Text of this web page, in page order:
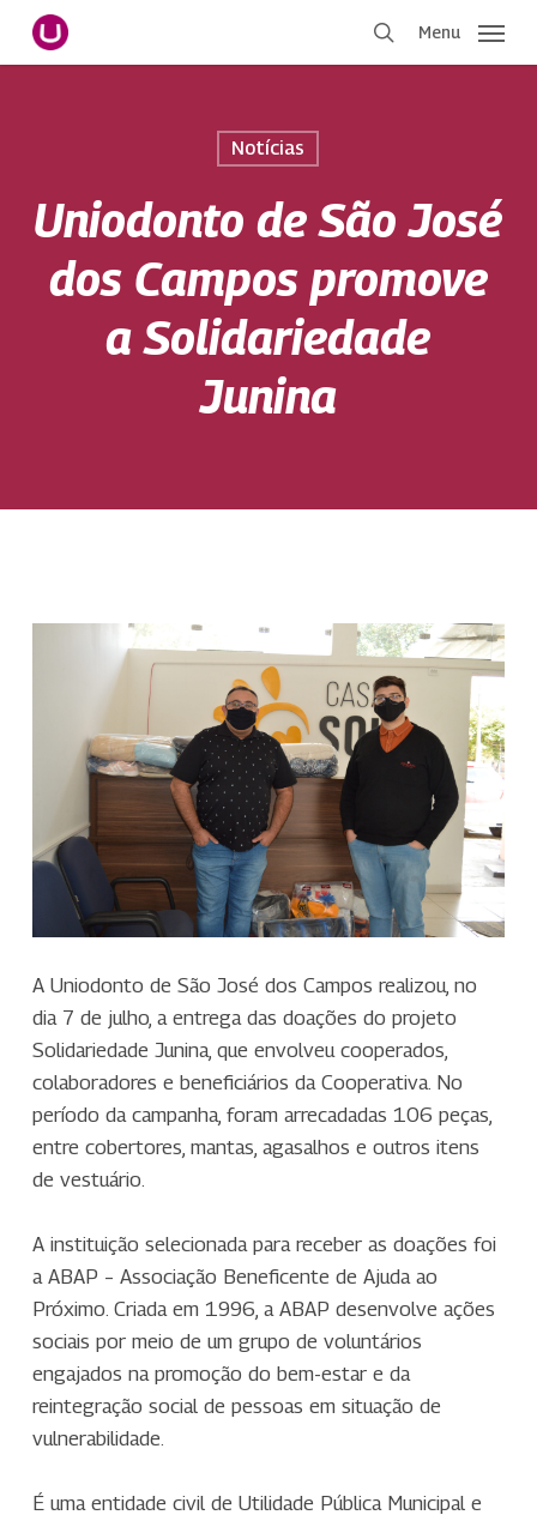
Pular
para
Menu
Notícias
Uniodonto de São José
dos Campos promove
a Solidariedade
Junina
A Uniodonto de São José dos Campos realizou, no
dia 7 de julho, a entrega das doações do projeto
Solidariedade Junina, que envolveu cooperados,
colaboradores e beneficiários da Cooperativa. No
período da campanha, foram arrecadadas 106 peças,
entre cobertores, mantas, agasalhos e outros itens
de vestuário.
A instituição selecionada para receber as doações foi
a ABAP – Associação Beneficente de Ajuda ao
Próximo. Criada em 1996, a ABAP desenvolve ações
sociais por meio de um grupo de voluntários
engajados na promoção do bem-estar e da
reintegração social de pessoas em situação de
vulnerabilidade.
É uma entidade civil de Utilidade Pública Municipal e